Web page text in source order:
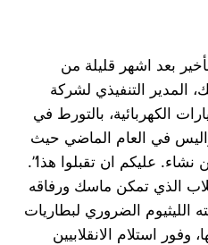
بعد اشهر قليلة من
المدير التنفيذي لشركة
الكهربائية، بالتورط في
في العام الماضي حيث
عليكم ان تقبلوا هذا”.
الذي تمكن ماسك ورفاقه
الضروري لبطاريات
وفور استلام الانقلابيين